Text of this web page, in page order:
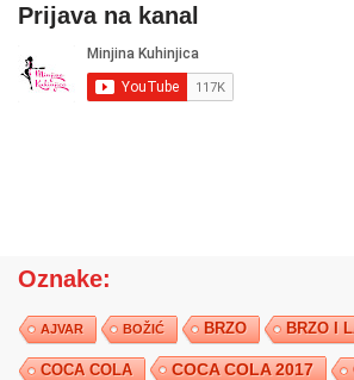
Prijava na kanal
Oznake:
AJVAR BOŽIĆ BRZO BRZO I
COCA COLA COCA COLA 2017